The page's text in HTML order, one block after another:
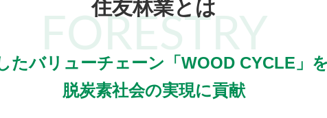
住友林業とは
FORESTRY
たバリューチェーン「WOOD CYCLE」
脱炭素社会の実現に貢献